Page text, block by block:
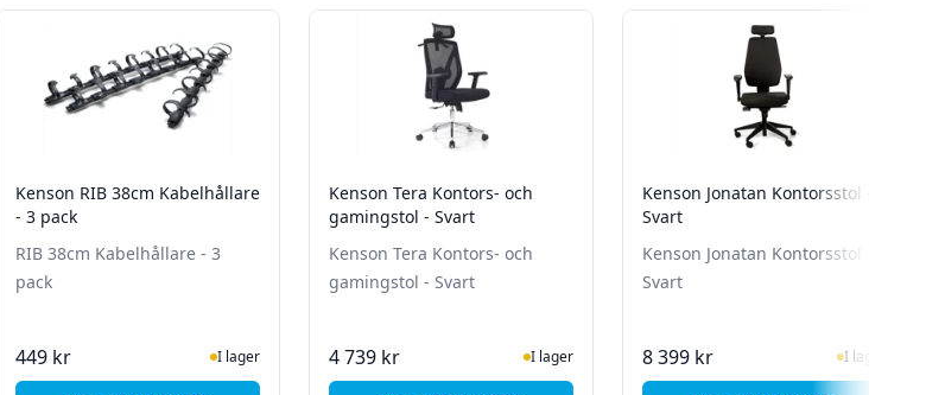
för senaste status
Kenson RIB 38cm Kabelhållare
- 3 pack
RIB 38cm Kabelhållare - 3
pack
449 kr I lager
Kenson Tera Kontors- och
gamingstol - Svart
Kenson Tera Kontors- och
gamingstol - Svart
4 739 kr I lager
Kenson Jonatan Kontorsstol -
Svart
Kenson Jonatan Kontorsstol -
Svart
8 399 kr I lager